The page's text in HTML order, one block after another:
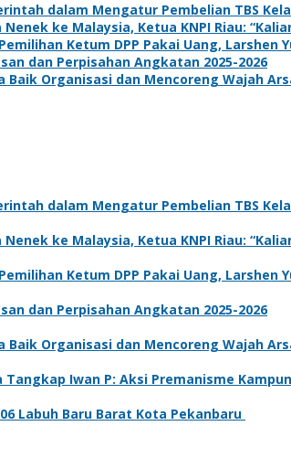
dalam Mengatur Pembelian TBS
ke Malaysia, Ketua KNPI Riau:
Ketum DPP Pakai Uang, Larshen
dan Perpisahan Angkatan 2025-2026
Baik Organisasi dan Mencoreng Wajah
dalam Mengatur Pembelian TBS
ke Malaysia, Ketua KNPI Riau:
Ketum DPP Pakai Uang, Larshen
dan Perpisahan Angkatan 2025-2026
Baik Organisasi dan Mencoreng Wajah
Tangkap Iwan P: Aksi Premanisme
Labuh Baru Barat Kota Pekanbaru